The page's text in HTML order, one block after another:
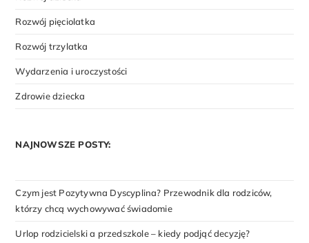
Rozwój pięciolatka
Rozwój trzylatka
Wydarzenia i uroczystości
Zdrowie dziecka
NAJNOWSZE POSTY:
Czym jest Pozytywna Dyscyplina? Przewodnik dla rodziców,
którzy chcą wychowywać świadomie
Urlop rodzicielski a przedszkole – kiedy podjąć decyzję?